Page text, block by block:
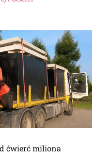
ćwierć miliona